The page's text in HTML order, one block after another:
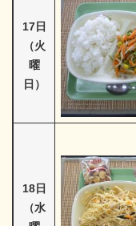
17日
（火
曜
日）
18日
（水